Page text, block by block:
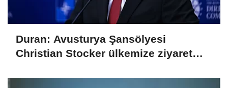
Duran: Avusturya Şansölyesi
Christian Stocker ülkemize ziyaret